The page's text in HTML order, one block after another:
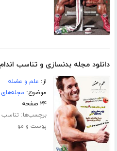
دانلود مجله بدنسازی و تناسب
از: علم و عضله
موضوع:
۲۴ صفحه
برچسب‌ها: تناسب
پوست و مو